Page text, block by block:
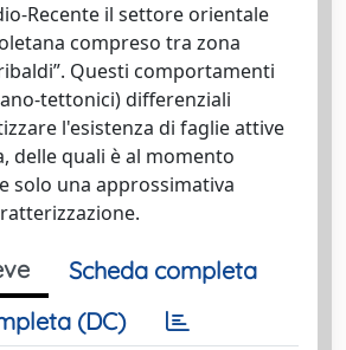
Recente il settore orientale
compreso tra zona
Questi comportamenti
tettonici) differenziali
l'esistenza di faglie attive
delle quali è al momento
solo una approssimativa
Scheda completa
(DC)